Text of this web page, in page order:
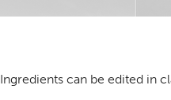
Ingredients can be edited in